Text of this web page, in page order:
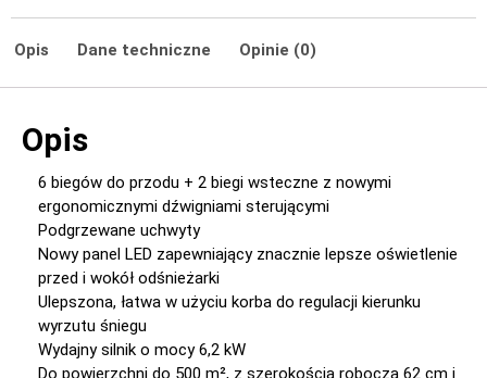
Opis Dane techniczne Opinie (0)
Opis
6 biegów do przodu + 2 biegi wsteczne z nowymi
ergonomicznymi dźwigniami sterującymi
Podgrzewane uchwyty
Nowy panel LED zapewniający znacznie lepsze oświetlenie
przed i wokół odśnieżarki
Ulepszona, łatwa w użyciu korba do regulacji kierunku
wyrzutu śniegu
Wydajny silnik o mocy 6,2 kW
Do powierzchni do 500 m², z szerokością roboczą 62 cm i